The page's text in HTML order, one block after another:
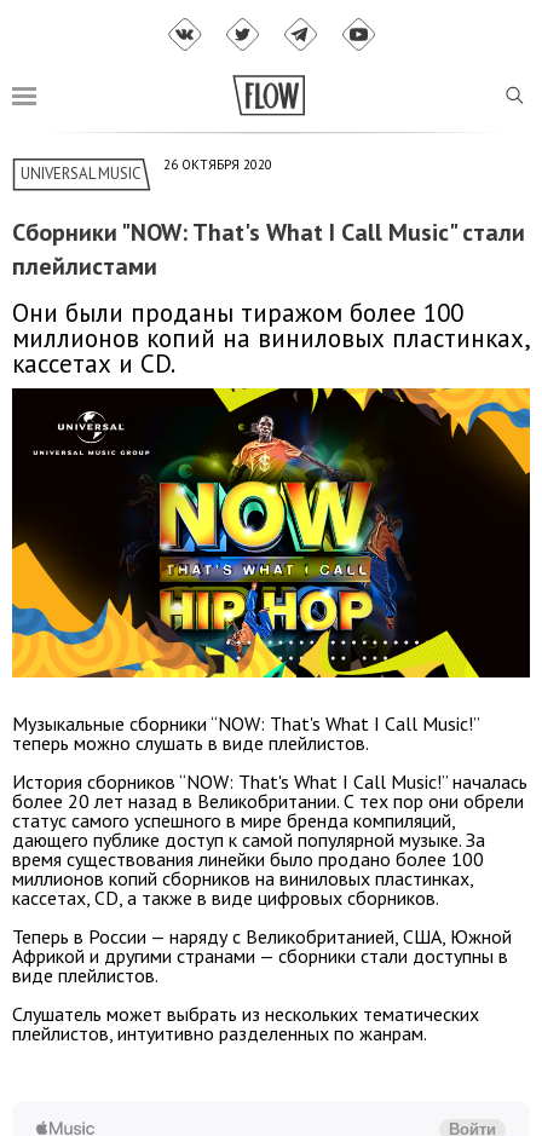
UNIVERSAL MUSIC 26 ОКТЯБРЯ 2020
Сборники "NOW: That's What I Call Music" стали
плейлистами
Они были проданы тиражом более 100
миллионов копий на виниловых пластинках,
кассетах и CD.
Музыкальные сборники “NOW: That's What I Call Music!”
теперь можно слушать в виде плейлистов.
История сборников “NOW: That's What I Call Music!” началась
более 20 лет назад в Великобритании. С тех пор они обрели
статус самого успешного в мире бренда компиляций,
дающего публике доступ к самой популярной музыке. За
время существования линейки было продано более 100
миллионов копий сборников на виниловых пластинках,
кассетах, CD, а также в виде цифровых сборников.
Теперь в России — наряду с Великобританией, США, Южной
Африкой и другими странами — сборники стали доступны в
виде плейлистов.
Слушатель может выбрать из нескольких тематических
плейлистов, интуитивно разделенных по жанрам.